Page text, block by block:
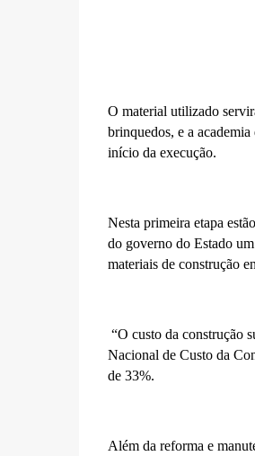
O material utilizado
brinquedos, e a
início da execução.
Nesta primeira etapa
do governo do Estado
materiais de construção
“O custo da construção
Nacional de Custo da
de 33%.
Além da reforma e